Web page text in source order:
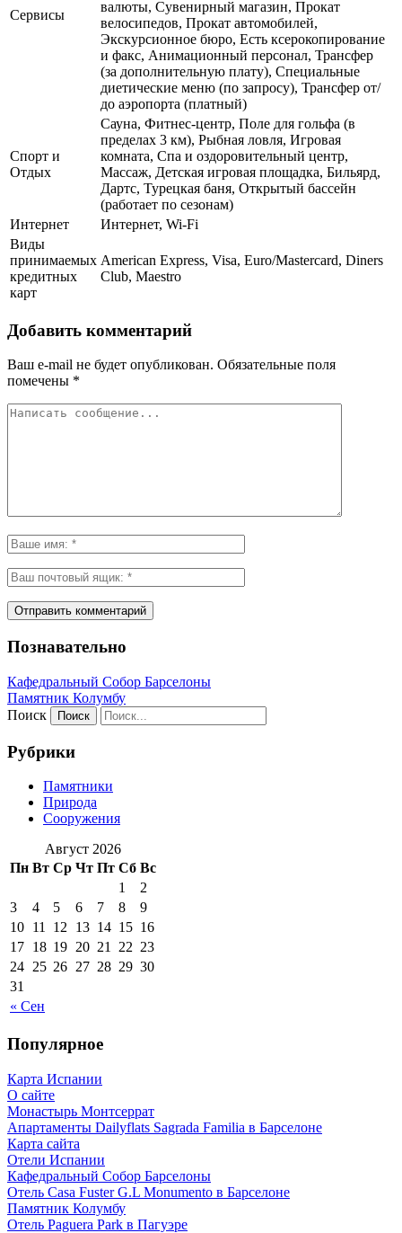
Сервисы
валюты, Сувенирный магазин, Прокат
велосипедов, Прокат автомобилей,
Экскурсионное бюро, Есть ксерокопирование
и факс, Анимационный персонал, Трансфер
(за дополнительную плату), Специальные
диетические меню (по запросу), Трансфер от/
до аэропорта (платный)
Спорт и
Отдых
Сауна, Фитнес-центр, Поле для гольфа (в
пределах 3 км), Рыбная ловля, Игровая
комната, Спа и оздоровительный центр,
Массаж, Детская игровая площадка, Бильярд,
Дартс, Турецкая баня, Открытый бассейн
(работает по сезонам)
Интернет
Интернет, Wi-Fi
Виды
принимаемых
кредитных
карт
American Express, Visa, Euro/Mastercard, Diners
Club, Maestro
Добавить комментарий
Ваш e-mail не будет опубликован. Обязательные поля
помечены *
Познавательно
Кафeдрaльный Собор Барселоны
Пaмятник Колумбу
Поиск
Рубрики
Памятники
Природа
Сооружения
Август 2026
Пн Вт Ср Чт Пт Сб Вс
« Сен
1
2
3
4 5 6 7 8
9
10 11 12 13 14 15 16
17 18 19 20 21 22 23
24 25 26 27 28 29 30
31
Популярное
Карта Испании
О сайте
Монастырь Монтсеррат
Апартаменты Dailyflats Sagrada Familia в Барселоне
Карта сайта
Отели Испании
Кафeдрaльный Собор Барселоны
Отель Casa Fuster G.L Monumento в Барселоне
Пaмятник Колумбу
Отель Paguera Park в Пагуэре